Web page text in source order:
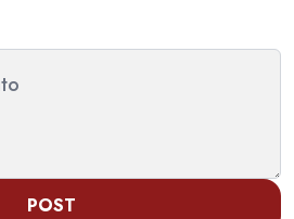
POST